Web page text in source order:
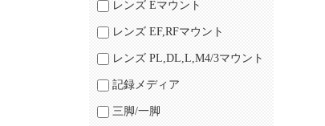
レンズ Eマウント
レンズ EF,RFマウント
レンズ PL,DL,L,M4/3マウント
記録メディア
三脚/一脚